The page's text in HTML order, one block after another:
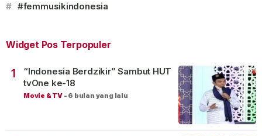
# #femmusikindonesia
Widget Pos Terpopuler
1
“Indonesia Berdzikir” Sambut HUT
tvOne ke-18
Movie & TV - 6 bulan yang lalu